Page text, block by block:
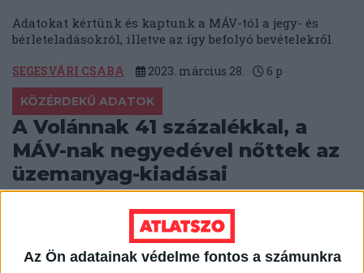
Az Ön adatainak védelme fontos a számunkra
Adatokat kértünk és kaptunk a MÁV-tól a jegy- és
bérleteladásokról, illetve az így befolyó bevételekről.
SEGESVÁRI CSABA 2023. március 28. 6 p
KÖZÉRDEKŰ ADATOK
A Volánnak 41 százalékkal, a
MÁV-nak negyedével nőttek az
üzemanyag-kiadásai
Azt viszont, hogy miből fedezik a megnövekedett
költségeket, nem árulták el.
SEGESVÁRI CSABA 2022. július 6. 2 p